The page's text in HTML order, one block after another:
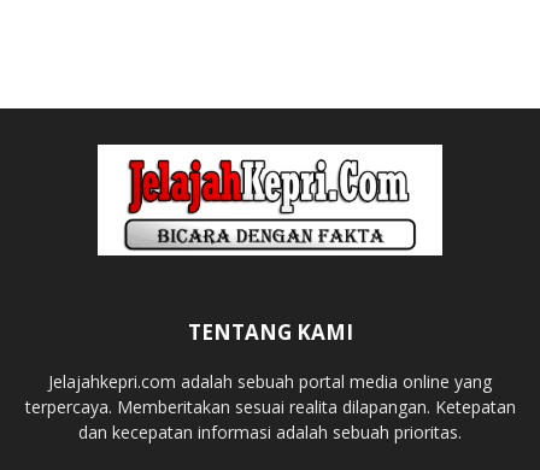
TENTANG KAMI
Jelajahkepri.com adalah sebuah portal media online yang
terpercaya. Memberitakan sesuai realita dilapangan. Ketepatan
dan kecepatan informasi adalah sebuah prioritas.